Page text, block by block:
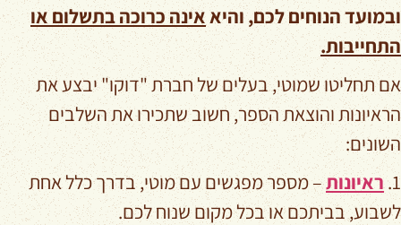
ובמועד הנוחים לכם, והיאאינה כרוכה בתשלום או
התחייבות.
אם תחליטו שמוטי, בעלים של חברת "דוקו" יבצע את
הראיונות והוצאת הספר, חשוב שתכירו את השלבים
השונים:
1. ראיונות– מספר מפגשים עם מוטי, בדרך כלל אחת
לשבוע, בביתכם או בכל מקום שנוח לכם.